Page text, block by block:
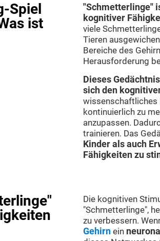
Spiel
ist
"Schmetterlinge"
kognitiver
viele
Tieren
Bereiche des
Herausforderung
Dieses
sich den
wissenschaftliches
kontinuierlich zu
anzupassen.
trainieren. Das
Kinder als auch
Fähigkeiten zu
Die kognitiven
"Schmetterlinge",
zu verbessern.
Gehirn ein